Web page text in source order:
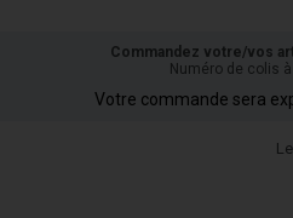
Commandez votre/vos
Numéro de colis
Votre commande sera